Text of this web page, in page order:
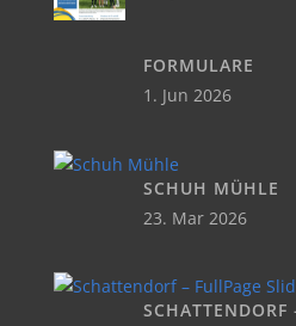
FORMULARE
1. Jun 2026
SCHUH MÜHLE
23. Mar 2026
SCHATTENDORF